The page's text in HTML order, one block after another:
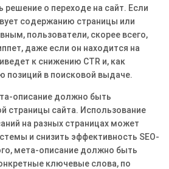
решение о переходе на сайт․ Если
содержанию страницы или
пользователи, скорее всего,
даже если он находится на
к снижению CTR и, как
позиций в поисковой выдаче․
описание должно быть
страницы сайта․ Использование
на разных страницах может
и снизить эффективность SEO-
мета-описание должно быть
ключевые слова, по